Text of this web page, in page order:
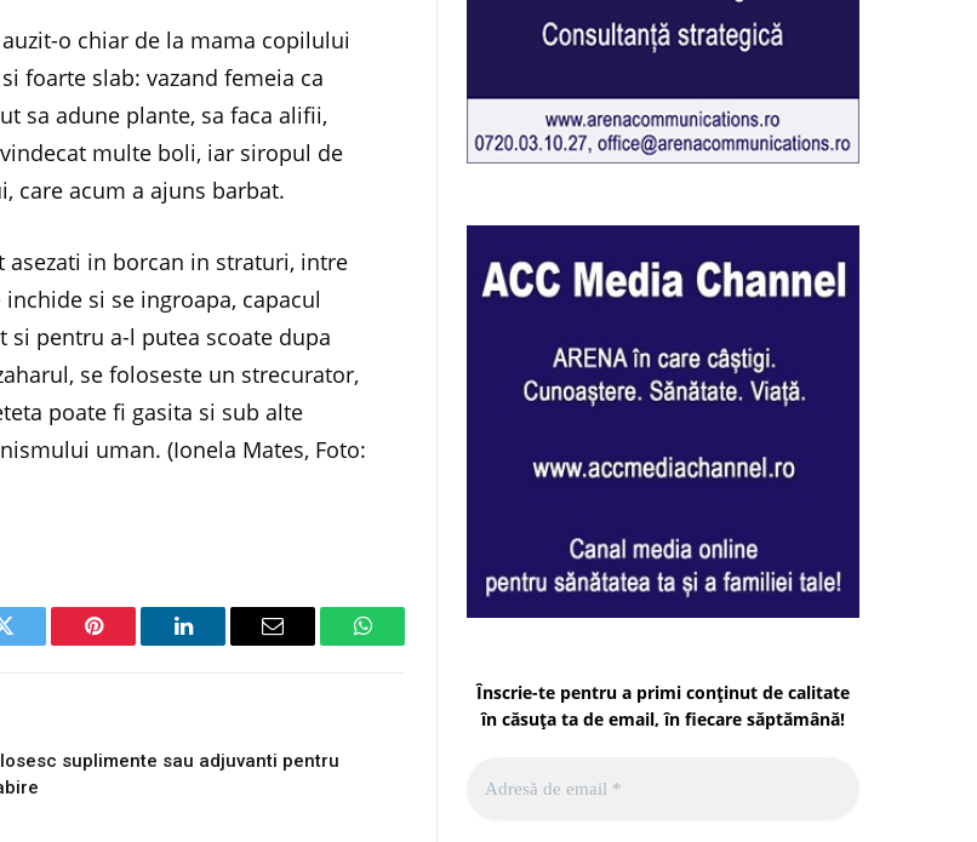
o chiar de la mama copilului
foarte slab: vazand femeia ca
sa adune plante, sa faca alifii,
multe boli, iar siropul de
care acum a ajuns barbat.
asezati in borcan in straturi, intre
si se ingroapa, capacul
pentru a-l putea scoate dupa
se foloseste un strecurator,
poate fi gasita si sub alte
uman. (Ionela Mates, Foto:
Twitter Pinterest LinkedIn Email WhatsApp
suplimente sau adjuvanti pentru
Înscrie-te pentru a primi conținut de calitate
în căsuța ta de email, în fiecare săptămână!